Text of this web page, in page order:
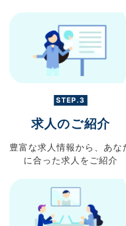
STEP.3
求人のご紹介
豊富な求人情報から、 あな
に合った求人を ご紹介